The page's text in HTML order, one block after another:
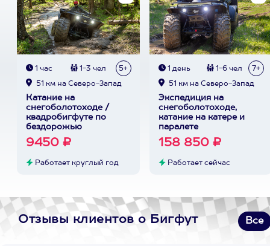
1 час 1-3 чел 5+
51 км на Северо-Запад
Катание на
снегоболотоходе /
квадробигфуте по
бездорожью
9450 ₽
Работает круглый год
1 день 1-6 чел 7+
51 км на Северо-Запад
Экспедиция на
снегоболотоходе,
катание на катере и
паралете
158 850 ₽
Работает сейчас
Отзывы клиентов о Бигфут Все